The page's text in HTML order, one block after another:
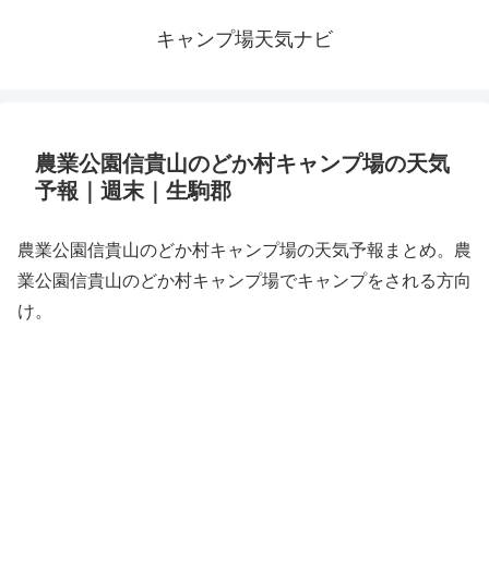
キャンプ場天気ナビ
農業公園信貴山のどか村キャンプ場の天気
予報｜週末｜生駒郡
農業公園信貴山のどか村キャンプ場の天気予報まとめ。農
業公園信貴山のどか村キャンプ場でキャンプをされる方向
け。